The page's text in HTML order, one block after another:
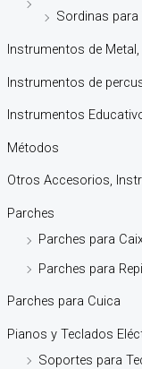
Sordinas
Instrumentos de
Instrumentos de
Instrumentos
Métodos
Otros Accesorios,
Parches
Parches para
Parches para
Parches para Cuica
Pianos y Teclados
Soportes para